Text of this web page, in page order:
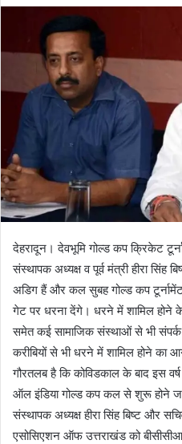
a
n
e
l
देहरादून। देवभूमि गोल्ड कप क्रिकेट
संस्थापक अध्यक्ष व पूर्व मंत्री हीरा सिंह
अडिग हैं और कल सुबह गोल्ड कप
गेट पर धरना देंगे। धरने में शामिल होने
समेत कई सामाजिक संस्थाओं से भी संपर्क
करीबियों से भी धरने में शामिल होने का
गौरतलब है कि कोविडकाल के बाद इस
ऑल इंडिया गोल्ड कप कल से शुरू होने
संस्थापक अध्यक्ष हीरा सिंह बिष्ट और
एसोसिएशन ऑफ उत्तराखंड को